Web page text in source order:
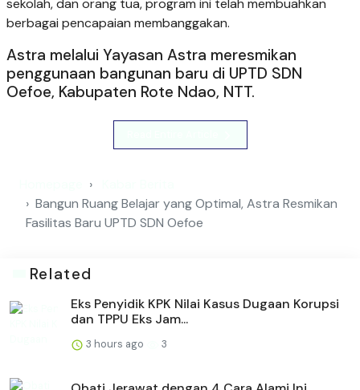
berbagai pencapaian membanggakan.
Astra melalui Yayasan Astra meresmikan
penggunaan bangunan baru di UPTD SDN
Oefoe, Kabupaten Rote Ndao, NTT.
Bangun Ruang Belajar yang Optimal, Astra Resmikan
Fasilitas Baru UPTD SDN Oefoe
Related
Eks Penyidik KPK Nilai Kasus Dugaan Korupsi
dan TPPU Eks Jam...
3 hours ago 3